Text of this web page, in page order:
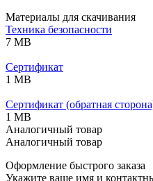
Материалы для скачивания
Техника безопасности
7 MB
Сертификат
1 MB
Сертификат (обратная
1 MB
Аналогичный товар
Аналогичный товар
Оформление быстрого заказа
Укажите ваше имя и